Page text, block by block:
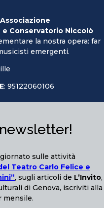
Associazione
e Conservatorio Niccolò
la nostra opera: far
emergenti.
: 95122060106
sulle attività
Teatro Carlo Felice e
, sugli articoli de L’Invito,
di Genova, iscriviti alla
mensile.